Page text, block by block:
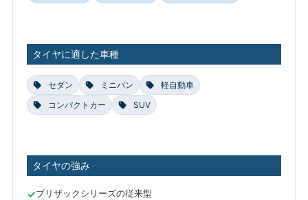
タイヤに適した車種
セダン ミニバン
軽自動車
コンパクトカー
SUV
タイヤの強み
ブリザックシリーズの従来型